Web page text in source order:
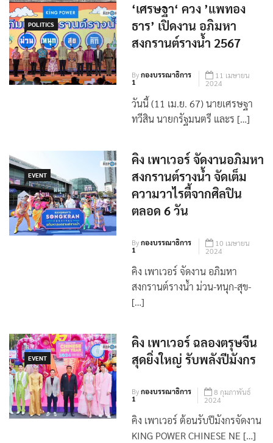
POLITICS
‘เศรษฐา‘ ควง ’แพทอง
ธาร’ เปิดงาน อภิมหา
สงกรานต์รางน้ำ 2567
Byกองบรรณาธิการ
1
11 เมษายน
2024
วันนี้ (11 เม.ย. 67) นายเศรษฐา
ทวีสิน นายกรัฐมนตรี และร […]
EVENT
คิง เพาเวอร์ จัดงานอภิมหา
สงกรานต์รางน้ำ จัดเต็ม
ความวาไรตี้จากศิลปิน
ตลอด 6 วัน
Byกองบรรณาธิการ
1
10 เมษายน
2024
คิง เพาเวอร์ จัดงาน อภิมหา
สงกรานต์รางน้ำ ม่วน-หนุก-สุข-
[…]
EVENT
คิง เพาเวอร์ ฉลองตรุษจีน
สุดยิ่งใหญ่ รับพลังปีมังกร
Byกองบรรณาธิการ
1
8 กุมภาพันธ์
2024
คิง เพาเวอร์ ต้อนรับปีมังกรจัดงาน
KING POWER CHINESE NE […]